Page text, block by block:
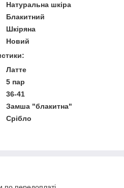
Натуральна шкіра
Блакитний
Шкіряна
Новий
Латте
5 пар
36-41
Замша "блакитна"
Срібло